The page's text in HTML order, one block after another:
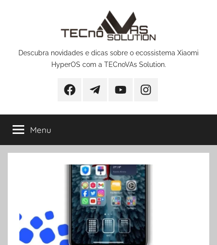
Descubra novidades e dicas sobre o ecossistema Xiaomi
HyperOS com a TECnoVAs Solution.
FacebookTelegramYouTubeInstagram
Menu